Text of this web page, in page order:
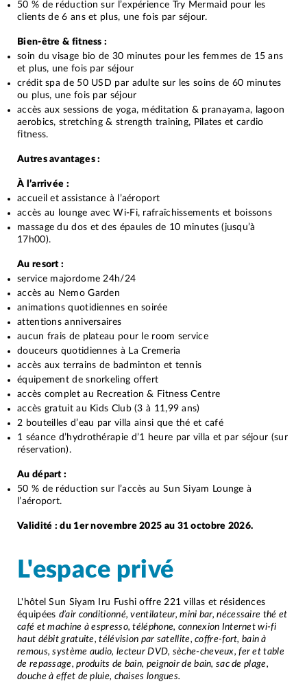
50 % de réduction sur l’expérience Try Mermaid pour les
clients de 6 ans et plus, une fois par séjour.
Bien-être & fitness :
soin du visage bio de 30 minutes pour les femmes de 15 ans
et plus, une fois par séjour
crédit spa de 50 USD par adulte sur les soins de 60 minutes
ou plus, une fois par séjour
accès aux sessions de yoga, méditation & pranayama, lagoon
aerobics, stretching & strength training, Pilates et cardio
fitness.
Autres avantages :
À l’arrivée :
accueil et assistance à l’aéroport
accès au lounge avec Wi-Fi, rafraîchissements et boissons
massage du dos et des épaules de 10 minutes (jusqu’à
17h00).
Au resort :
service majordome 24h/24
accès au Nemo Garden
animations quotidiennes en soirée
attentions anniversaires
aucun frais de plateau pour le room service
douceurs quotidiennes à La Cremeria
accès aux terrains de badminton et tennis
équipement de snorkeling offert
accès complet au Recreation & Fitness Centre
accès gratuit au Kids Club (3 à 11,99 ans)
2 bouteilles d’eau par villa ainsi que thé et café
1 séance d’hydrothérapie d’1 heure par villa et par séjour (sur
réservation).
Au départ :
50 % de réduction sur l’accès au Sun Siyam Lounge à
l’aéroport.
Validité : du 1er novembre 2025 au 31 octobre 2026.
L'espace privé
L'hôtel Sun Siyam Iru Fushi offre 221 villas et résidences
équipées d’air conditionné, ventilateur, mini bar, nécessaire thé et
café et machine à espresso, téléphone, connexion Internet wi-fi
haut débit gratuite, télévision par satellite, coffre-fort, bain à
remous, système audio, lecteur DVD, sèche-cheveux, fer et table
de repassage, produits de bain, peignoir de bain, sac de plage,
douche à effet de pluie, chaises longues.